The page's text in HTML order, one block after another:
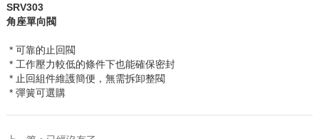
SRV303
角座單向閥
* 可靠的止回閥
* 工作壓力較低的條件下也能確保密封
* 止回組件維護簡便，無需拆卸整閥
* 彈簧可選購